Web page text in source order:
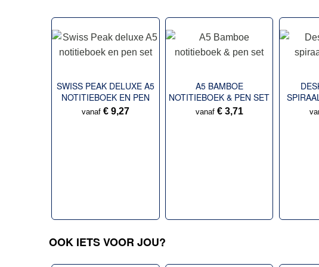
SWISS PEAK DELUXE A5
NOTITIEBOEK EN PEN
SET
vanaf € 9,27
A5 BAMBOE
NOTITIEBOEK & PEN SET
vanaf € 3,71
OOK IETS VOOR JOU?